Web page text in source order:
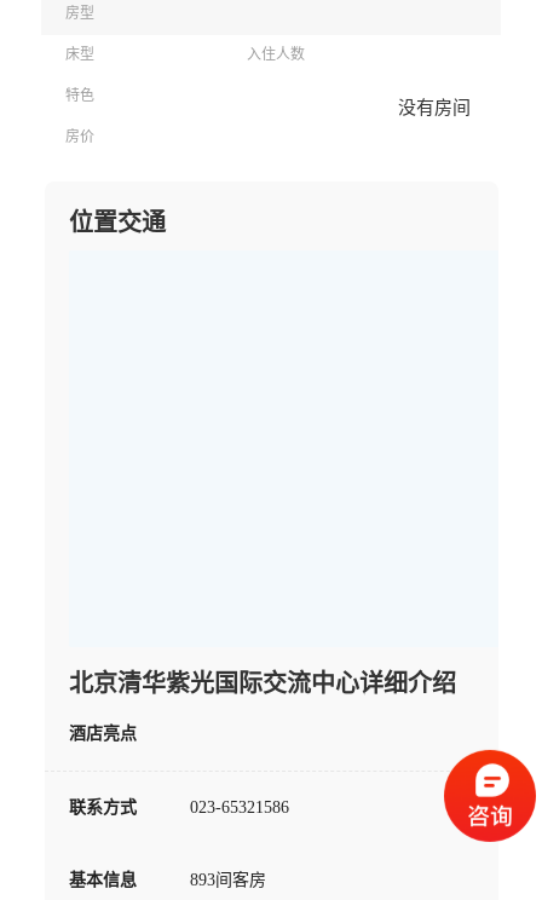
房型
床型 入住人数
特色
房价
没有房间
位置交通
北京清华紫光国际交流中心详细介绍
酒店亮点
联系方式 023-65321586
基本信息 893间客房